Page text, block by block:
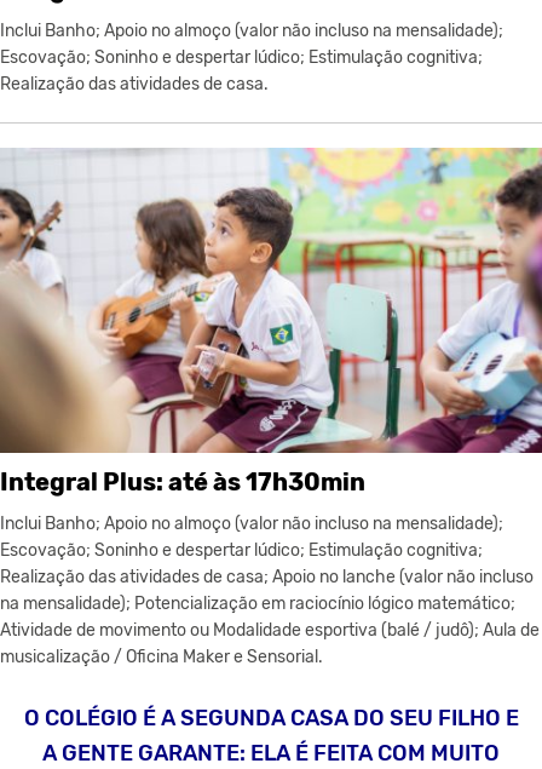
Inclui Banho; Apoio no almoço (valor não incluso na mensalidade);
Escovação; Soninho e despertar lúdico; Estimulação cognitiva;
Realização das atividades de casa.
Integral Plus: até às 17h30min
Inclui Banho; Apoio no almoço (valor não incluso na mensalidade);
Escovação; Soninho e despertar lúdico; Estimulação cognitiva;
Realização das atividades de casa; Apoio no lanche (valor não incluso
na mensalidade); Potencialização em raciocínio lógico matemático;
Atividade de movimento ou Modalidade esportiva (balé / judô); Aula de
musicalização / Oficina Maker e Sensorial.
O COLÉGIO É A SEGUNDA CASA DO SEU FILHO E
A GENTE GARANTE: ELA É FEITA COM MUITO